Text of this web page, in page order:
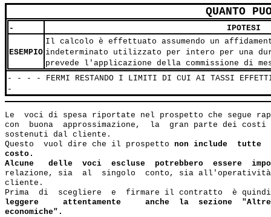
QUANTO
- IPOTESI
ESEMPIO
Il calcolo è effettuato assumendo un
indeterminato utilizzato per intero per una
prevede l'applicazione della commissione di
- - - - FERMI RESTANDO I LIMITI DI CUI AI TASSI
-
Le  voci di spesa riportate nel prospetto che segue
con  buona  approssimazione,  la  gran parte dei costi
sostenuti dal cliente.
Questo  vuol dire che il prospetto non include  tutte
costo.
Alcune   delle  voci  escluse  potrebbero  essere
relazione, sia  al  singolo  conto, sia
cliente.
Prima  di  scegliere  e  firmare il contratto  è quindi
leggere     attentamente     anche  la  sezione
economiche".